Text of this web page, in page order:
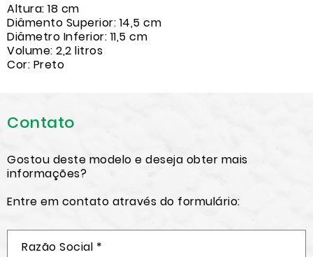
Altura: 18 cm
Diâmento Superior: 14,5 cm
Diâmetro Inferior: 11,5 cm
Volume: 2,2 litros
Cor: Preto
Contato
Gostou deste modelo e deseja obter mais
informações?
Entre em contato através do formulário: